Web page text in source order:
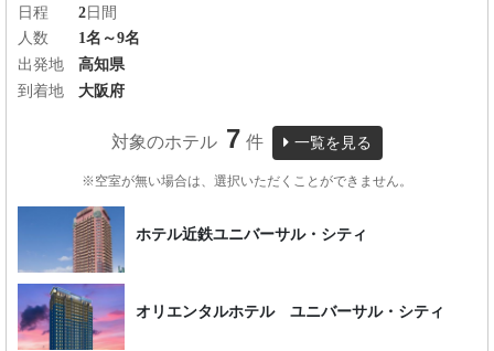
日程 2日間
人数
1名～9名
出発地
高知県
到着地
大阪府
対象のホテル 7 件 一覧を見る
※空室が無い場合は、選択いただくことができません。
ホテル近鉄ユニバーサル・シティ
オリエンタルホテル ユニバーサル・シティ